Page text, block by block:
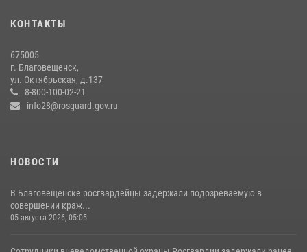
27 июля 2026, 06:28
сданное на возмездной основе
28 июля 2026, 02:00
КОНТАКТЫ
675005
г. Благовещенск,
ул. Октябрьская, д.137
8-800-100-02-21
info28@rosguard.gov.ru
НОВОСТИ
В Благовещенске росгвардейцы задержали подозреваемую в
совершении краж...
05 августа 2026, 05:05